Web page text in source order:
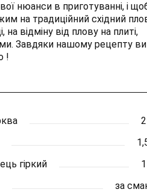
нюанси в приготуванні, і
на традиційний східний
відміну від плову на плиті,
Завдяки нашому рецепту ви
!
гіркий
за